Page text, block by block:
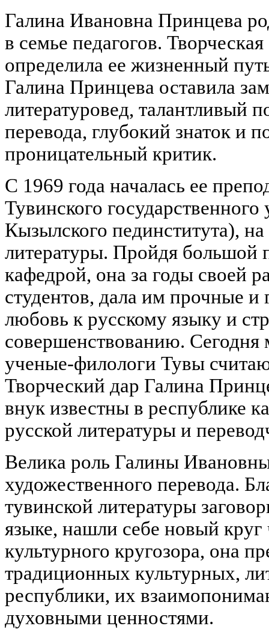
Галина Ивановна Принцева
в семье педагогов.
определила ее жизненный
Галина Принцева оставила
литературовед, талантливый
перевода, глубокий знаток и
проницательный критик.
С 1969 года началась ее
Тувинского
Кызылского пединститута),
литературы. Пройдя большой
кафедрой, она за годы своей
студентов, дала им прочные и
любовь к русскому языку и
совершенствованию. Сегодня
ученые-филологи Тувы
Творческий дар Галина
внук известны в республике
русской литературы и
Велика роль Галины
художественного перевода.
тувинской литературы
языке, нашли себе новый
культурного кругозора, она
традиционных культурных,
республики, их
духовными ценностями.